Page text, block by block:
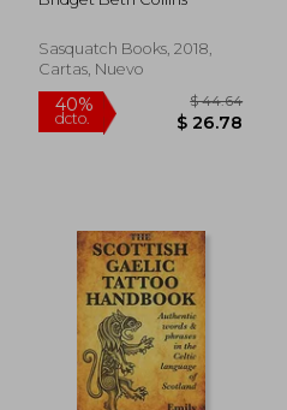
40%
dcto. $ 37.27
Sasquatch Books, 2018,
Cartas, Nuevo